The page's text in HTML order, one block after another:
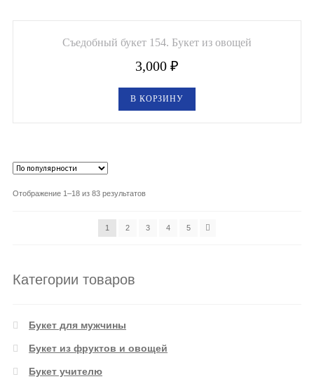
Съедобный букет 154. Букет из овощей
3,000 ₽
В КОРЗИНУ
Отображение 1–18 из 83 результатов
1 2 3 4 5
Категории товаров
Букет для мужчины
Букет из фруктов и овощей
Букет учителю